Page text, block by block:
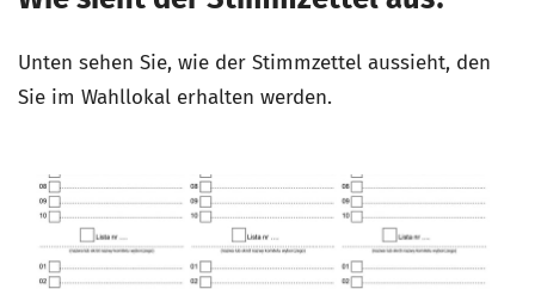
Unten sehen Sie, wie der Stimmzettel aussieht, den
Sie im Wahllokal erhalten werden.